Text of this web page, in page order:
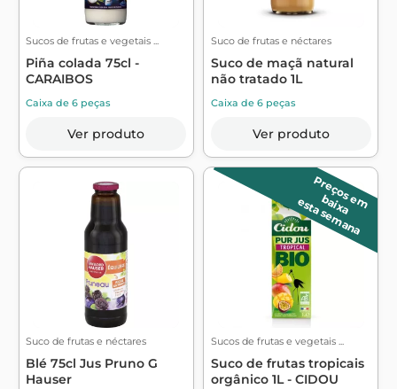
Sucos de frutas e vegetais ...
Piña colada 75cl -
CARAIBOS
Caixa de 6 peças
Ver produto
Suco de frutas e néctares
Suco de maçã natural
não tratado 1L
Caixa de 6 peças
Ver produto
Suco de frutas e néctares
Blé 75cl Jus Pruno G
Hauser
P
r
e
ç
o
s
e
m
b
a
ix
a
esta semana
Sucos de frutas e vegetais ...
Suco de frutas tropicais
orgânico 1L - CIDOU